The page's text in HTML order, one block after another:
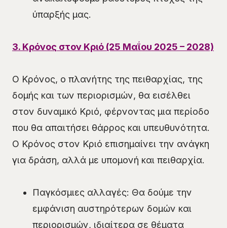
ύπαρξής μας.
3. Κρόνος στον Κριό (25 Μαΐου 2025 – 2028)
Ο Κρόνος, ο πλανήτης της πειθαρχίας, της
δομής και των περιορισμών, θα εισέλθει
στον δυναμικό Κριό, φέρνοντας μια περίοδο
που θα απαιτήσει θάρρος και υπευθυνότητα.
Ο Κρόνος στον Κριό επισημαίνει την ανάγκη
για δράση, αλλά με υπομονή και πειθαρχία.
Παγκόσμιες αλλαγές: Θα δούμε την
εμφάνιση αυστηρότερων δομών και
περιορισμών, ιδιαίτερα σε θέματα